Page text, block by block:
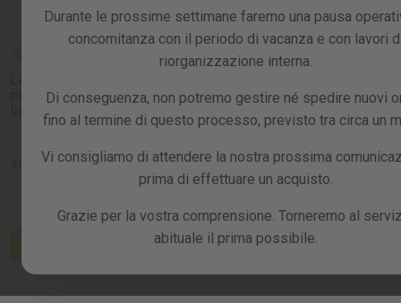
Durante le prossime settimane faremo una pausa
concomitanza con il periodo di vacanza e con lavori
riorganizzazione interna.
Di conseguenza, non potremo gestire né spedire nuovi
fino al termine di questo processo, previsto tra circa un
Vi consigliamo di attendere la nostra prossima
prima di effettuare un acquisto.
Grazie per la vostra comprensione. Torneremo al
abituale il prima possibile.
Fai
officina
Ricambi
motosega a
batteria gs200l
44,99 €
spada 20"-22"-24"
24,99 €
Aggiungi al carrello
spada
23,99 €